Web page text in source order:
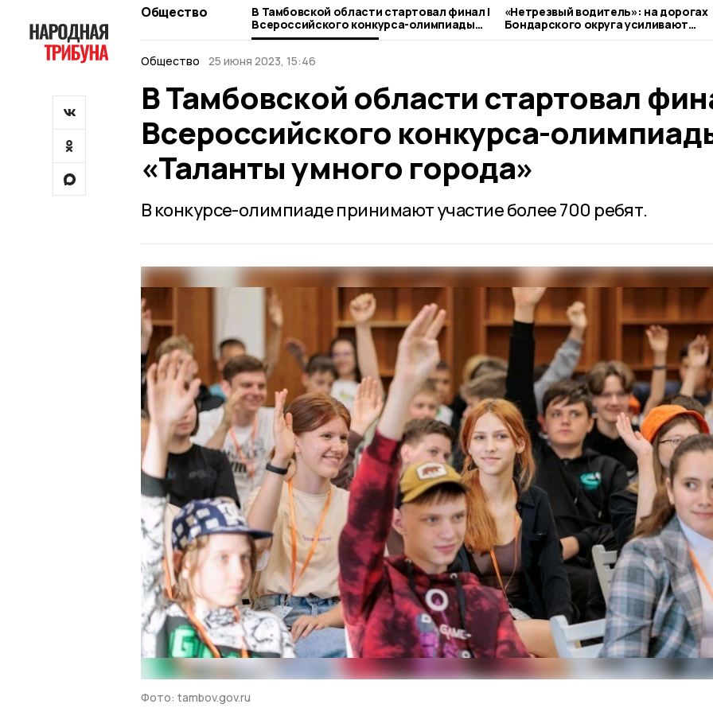
Общество
В Тамбовской области стартовал финал I
Всероссийского конкурса-олимпиады
«Таланты умного города»
«Нетрезвый водитель»: на дорогах
Бондарского округа усиливают
контроль
Общество
25 июня 2023, 15:46
В Тамбовской области стартовал
Всероссийского конкурса-
«Таланты умного города»
В конкурсе-олимпиаде принимают участие более 700 ребят.
Фото: tambov.gov.ru